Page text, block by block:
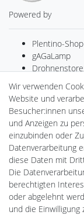
Powered by
Plentino-Shop
gAGaLamp
MeinUSB
PlentiSolar
Ledkauf
DEYESOLAR
Lightech
CardanLight
FORTIMO
LED-
Wallbox24
Wir verwenden
Website und
Besucher:innen
und Anzeigen zu
einzubinden oder
Datenverarbeitung
diese Daten mit
Die
berechtigten
oder abgelehnt
und die